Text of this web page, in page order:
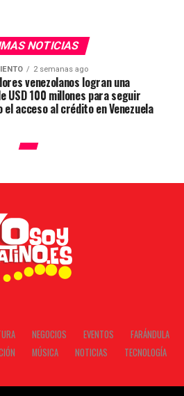
NOTICIAS
2 semanas ago
venezolanos logran una
USD 100 millones para seguir
el acceso al crédito en Venezuela
NEGOCIOS EVENTOS
FARÁNDULA
MÚSICA NOTICIAS TECNOLOGÍA